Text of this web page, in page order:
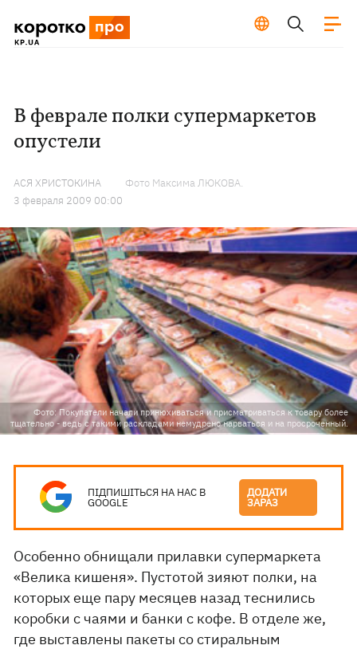
В феврале полки супермаркетов
опустели
АСЯ ХРИСТОКИНА
Фото Максима ЛЮКОВА.
3 февраля 2009 00:00
Фото: Покупатели начали принюхиваться и присматриваться к товару более
тщательно - ведь с такими раскладами немудрено нарваться и на просроченный.
ПІДПИШІТЬСЯ НА НАС В
GOOGLE
ДОДАТИ
ЗАРАЗ
Особенно обнищали прилавки супермаркета
«Велика кишеня». Пустотой зияют полки, на
которых еще пару месяцев назад теснились
коробки с чаями и банки с кофе. В отделе же,
где выставлены пакеты со стиральным